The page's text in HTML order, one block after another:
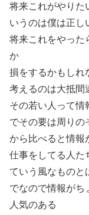
将来これがやりた
いうのは僕は正し
将来これをやった
か
損をするかもしれ
考えるのは大抵間
その若い人って情
でその要は周りの
から比べると情報
仕事をしてる人た
ていう風なものと
でなので情報がち
人気のある